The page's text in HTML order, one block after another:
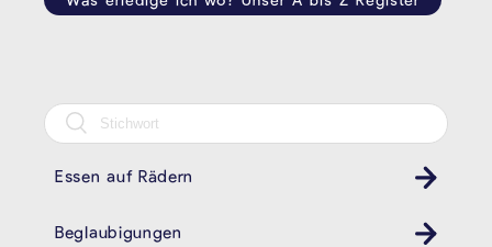
Essen auf Rädern
Beglaubigungen